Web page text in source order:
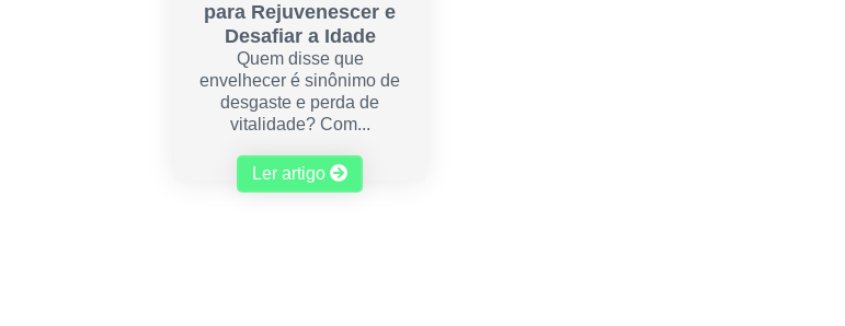
para Rejuvenescer e
Desafiar a Idade
Quem disse que
envelhecer é sinônimo de
desgaste e perda de
vitalidade? Com...
Ler artigo